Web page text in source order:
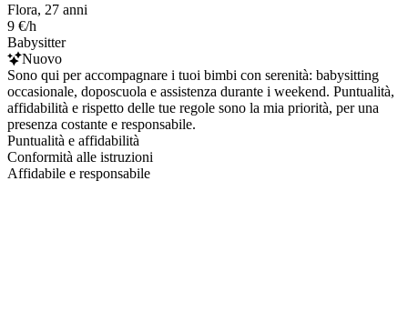
Flora, 27 anni
9 €/h
Babysitter
Nuovo
Sono qui per accompagnare i tuoi bimbi con serenità: babysitting
occasionale, doposcuola e assistenza durante i weekend. Puntualità,
affidabilità e rispetto delle tue regole sono la mia priorità, per una
presenza costante e responsabile.
Puntualità e affidabilità
Conformità alle istruzioni
Affidabile e responsabile